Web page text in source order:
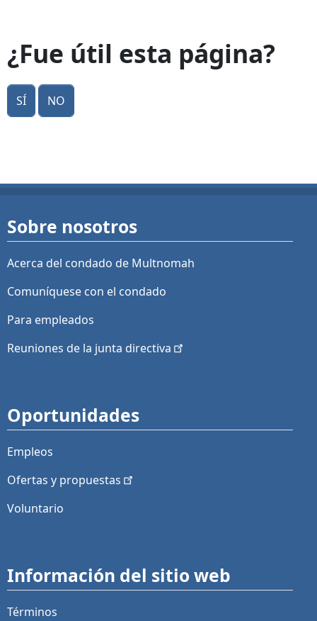
¿Fue útil esta página?
Sí No
Sobre nosotros
Acerca del condado de Multnomah
Comuníquese con el condado
Para empleados
Reuniones de la junta directiva
Oportunidades
Empleos
Ofertas y propuestas
Voluntario
Información del sitio web
Términos